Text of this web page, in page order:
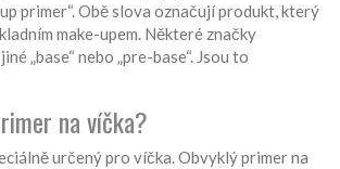
primer“. Obě slova označují produkt, který
make-upem. Některé značky
„base“ nebo „pre-base“. Jsou to
na víčka?
určený pro víčka. Obvyklý primer na